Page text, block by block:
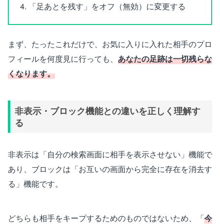
「足あとを残す」をオフ（無効）に変更する
まず、たったこれだけで、お気に入りに入れた相手のプロ
フィールを何度見に行っても、 あなたの足跡は一切残らな
くなります。
非表示・ブロック機能との違いを正しく理解す
る
非表示は「自分の検索画面に相手を表示させない」機能で
あり、ブロックは「お互いの画面から完全に存在を消去す
る」機能です。
どちらも相手をキープするためのものではないため、「今